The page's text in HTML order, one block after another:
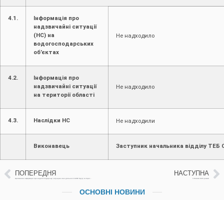
4.1.
Інформація про
надзвичайні ситуації
(НС) на
водогосподарських
об’єктах
Не надходило
4.2.
Інформація про
надзвичайні ситуації
на території області
Не надходило
4.3. Наслідки НС Не надходили
Виконавець Заступник начальника відділу ТЕБ
ПОПЕРЕДНЯ НАСТУПНА
З Новим 2026 роком!
ОСНОВНІ НОВИНИ